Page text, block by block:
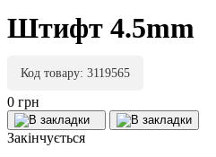
Штифт 4.5mm
Код товару: 3119565
0 грн
Закінчується